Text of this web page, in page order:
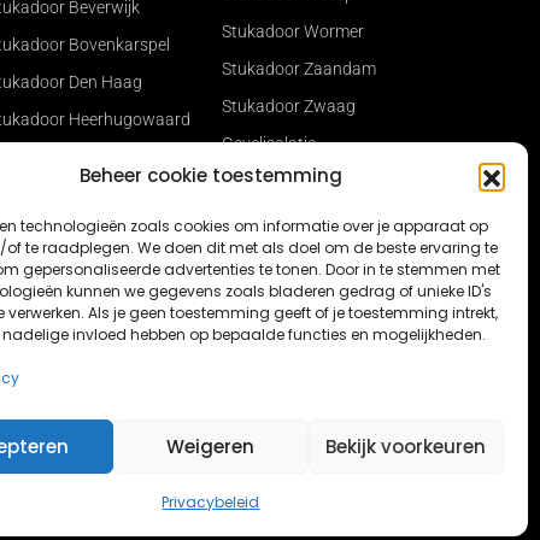
Beheer cookie toestemming
technologieën zoals cookies om informatie over je apparaat op
te raadplegen. We doen dit met als doel om de beste ervaring te
gepersonaliseerde advertenties te tonen. Door in te stemmen met
kunnen we gegevens zoals bladeren gedrag of unieke ID's
verwerken. Als je geen toestemming geeft of je toestemming intrekt,
invloed hebben op bepaalde functies en mogelijkheden.
Weigeren Bekijk voorkeuren
Privacybeleid
Beverwijk
Bovenkarspel
Den Haag
Heerhugowaard
Ijmuiden
Leeuwarden
Lelystad
Lisse
Stukadoor Wormer
Stukadoor Zaandam
Stukadoor Zwaag
Gevelisolatie
Stukadoor Sneek
Stukadoor Opmeer
Nieuwbouw stucwerk in
Dronten
Nieuwbouw stukadoor